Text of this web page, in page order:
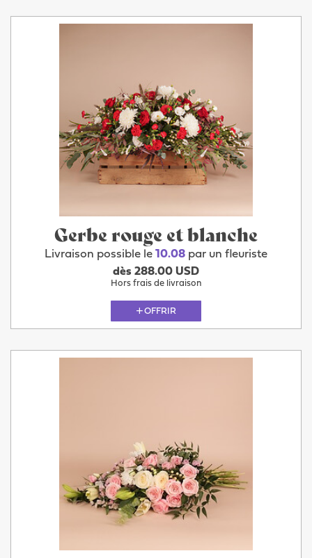
Gerbe rouge et blanche
Livraison possible le 10.08 par un fleuriste
dès 288.00 USD
Hors frais de livraison
OFFRIR